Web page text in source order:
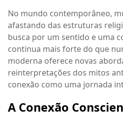
No mundo contemporâneo,
afastando das estruturas
busca por um sentido e uma
continua mais forte do que
moderna oferece novas
reinterpretações dos mitos
conexão como uma jornada
A Conexão